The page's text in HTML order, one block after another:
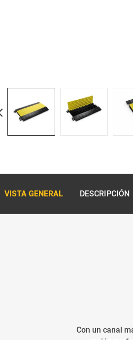
VISTA GENERAL DESCRIPCIÓN
Con un canal